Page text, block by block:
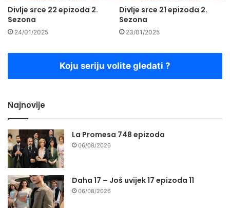
Divlje srce 22 epizoda 2.
Sezona
24/01/2025
Divlje srce 21 epizoda 2.
Sezona
23/01/2025
Koju seriju volite gledati ?
Najnovije
La Promesa 748 epizoda
06/08/2026
Daha 17 – Još uvijek 17 epizoda 11
06/08/2026